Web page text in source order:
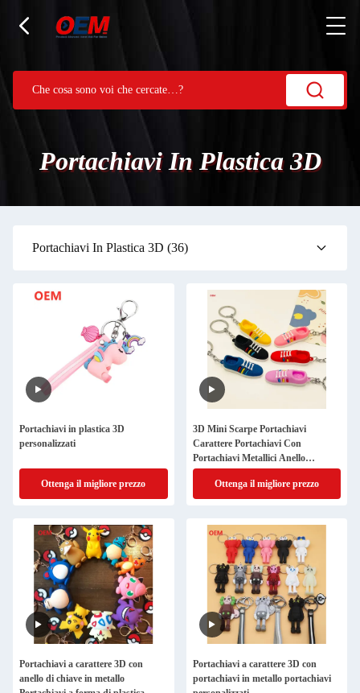
Portachiavi In Plastica 3D
Portachiavi In Plastica 3D (36)
Portachiavi in plastica 3D
personalizzati
Ottenga il migliore prezzo
3D Mini Scarpe Portachiavi
Carattere Portachiavi Con
Portachiavi Metallici Anello
Portachiavi Personalizzati Plasitc
FigureOttenga il migliore prezzo
Portachiavi a carattere 3D con
anello di chiave in metallo
Portachiavi a carattere 3D con
portachiavi in metallo portachiavi